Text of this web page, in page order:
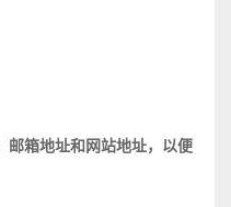
邮箱地址和网站地址，以便